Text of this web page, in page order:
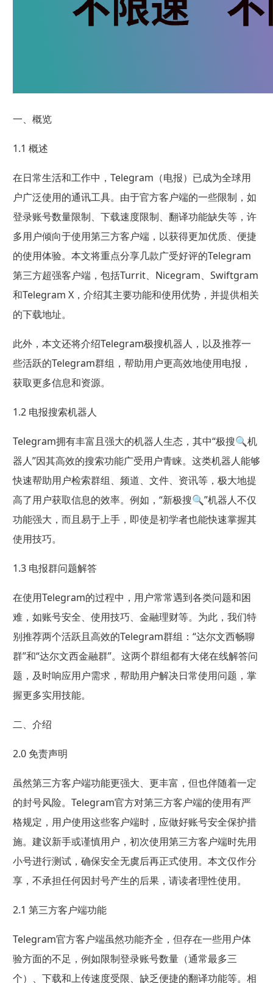
一、概览
1.1 概述
在日常生活和工作中，Telegram（电报）已成为全球用
户广泛使用的通讯工具。由于官方客户端的一些限制，如
登录账号数量限制、下载速度限制、翻译功能缺失等，许
多用户倾向于使用第三方客户端，以获得更加优质、便捷
的使用体验。本文将重点分享几款广受好评的Telegram
第三方超强客户端，包括Turrit、Nicegram、Swiftgram
和Telegram X，介绍其主要功能和使用优势，并提供相关
的下载地址。
此外，本文还将介绍Telegram极搜机器人，以及推荐一
些活跃的Telegram群组，帮助用户更高效地使用电报，
获取更多信息和资源。
1.2 电报搜索机器人
Telegram拥有丰富且强大的机器人生态，其中“极搜🔍机
器人”因其高效的搜索功能广受用户青睐。这类机器人能够
快速帮助用户检索群组、频道、文件、资讯等，极大地提
高了用户获取信息的效率。例如，“新极搜🔍”机器人不仅
功能强大，而且易于上手，即使是初学者也能快速掌握其
使用技巧。
1.3 电报群问题解答
在使用Telegram的过程中，用户常常遇到各类问题和困
难，如账号安全、使用技巧、金融理财等。为此，我们特
别推荐两个活跃且高效的Telegram群组：“达尔文西畅聊
群”和“达尔文西金融群”。这两个群组都有大佬在线解答问
题，及时响应用户需求，帮助用户解决日常使用问题，掌
握更多实用技能。
二、介绍
2.0 免责声明
虽然第三方客户端功能更强大、更丰富，但也伴随着一定
的封号风险。Telegram官方对第三方客户端的使用有严
格规定，用户使用这些客户端时，应做好账号安全保护措
施。建议新手或谨慎用户，初次使用第三方客户端时先用
小号进行测试，确保安全无虞后再正式使用。本文仅作分
享，不承担任何因封号产生的后果，请读者理性使用。
2.1 第三方客户端功能
Telegram官方客户端虽然功能齐全，但存在一些用户体
验方面的不足，例如限制登录账号数量（通常最多三
个）、下载和上传速度受限、缺乏便捷的翻译功能等。相